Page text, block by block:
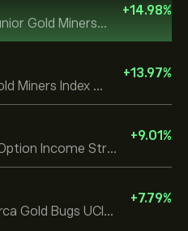
Direxion Daily Junior Gold Miners Index Bull 2X ETF
+14.98%
Direxion Daily Gold Miners Index Bull 2X ETF
+13.97%
YieldMax PLTR Option Income Strategy ETF
+9.01%
Amundi NYSE Arca Gold Bugs UCITS ETF Dist
+7.79%